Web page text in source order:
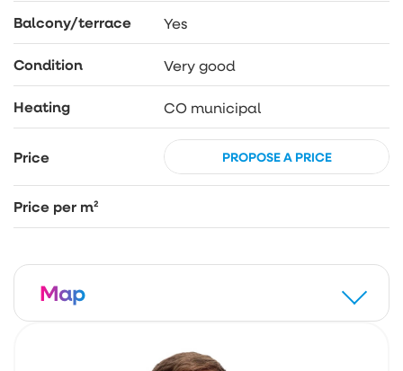
Wysokość pomieszczeń: 2,52 m
ZAPRASZAM NA PREZENTACJĘ!
Balcony/terrace Yes
Condition Very good
Heating CO municipal
Price PROPOSE A PRICE
Price per m²
Map